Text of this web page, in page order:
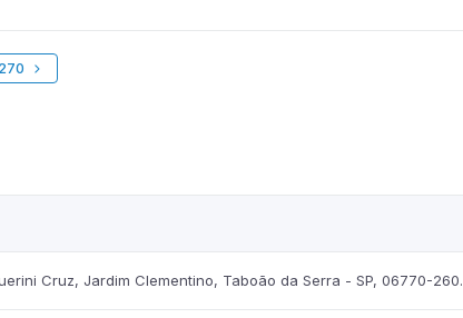
Cruz, Jardim Clementino, Taboão da Serra - SP, 06770-260.